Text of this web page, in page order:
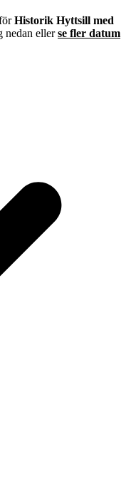
Historik Hyttsill med
nedan ellerse fler datum